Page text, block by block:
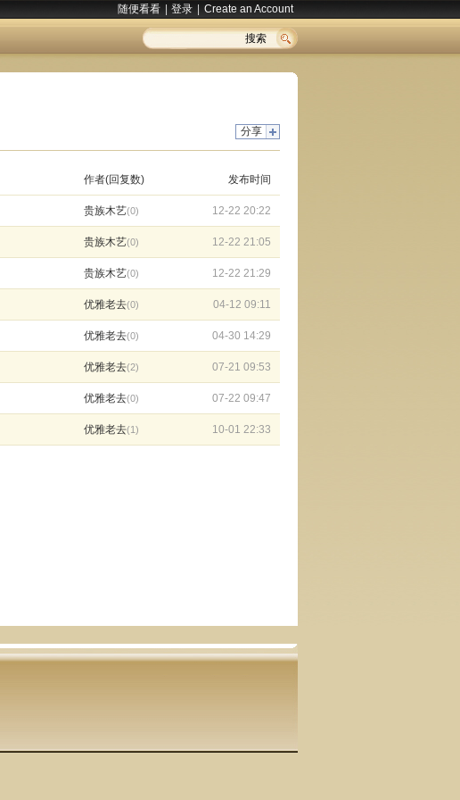
搜索
随便看看 登录 Create an Account
分享
作者(回复数) 发布时间
贵族木艺(0) 12-22 20:22
贵族木艺(0) 12-22 21:05
贵族木艺(0) 12-22 21:29
优雅老去(0) 04-12 09:11
优雅老去(0) 04-30 14:29
优雅老去(2) 07-21 09:53
优雅老去(0) 07-22 09:47
优雅老去(1) 10-01 22:33